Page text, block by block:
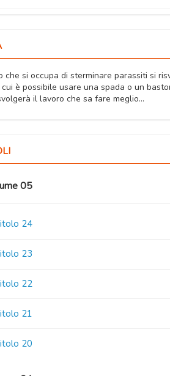
che si occupa di sterminare parassiti si
è possibile usare una spada o un
il lavoro che sa fare meglio...
05
24
23
22
21
20